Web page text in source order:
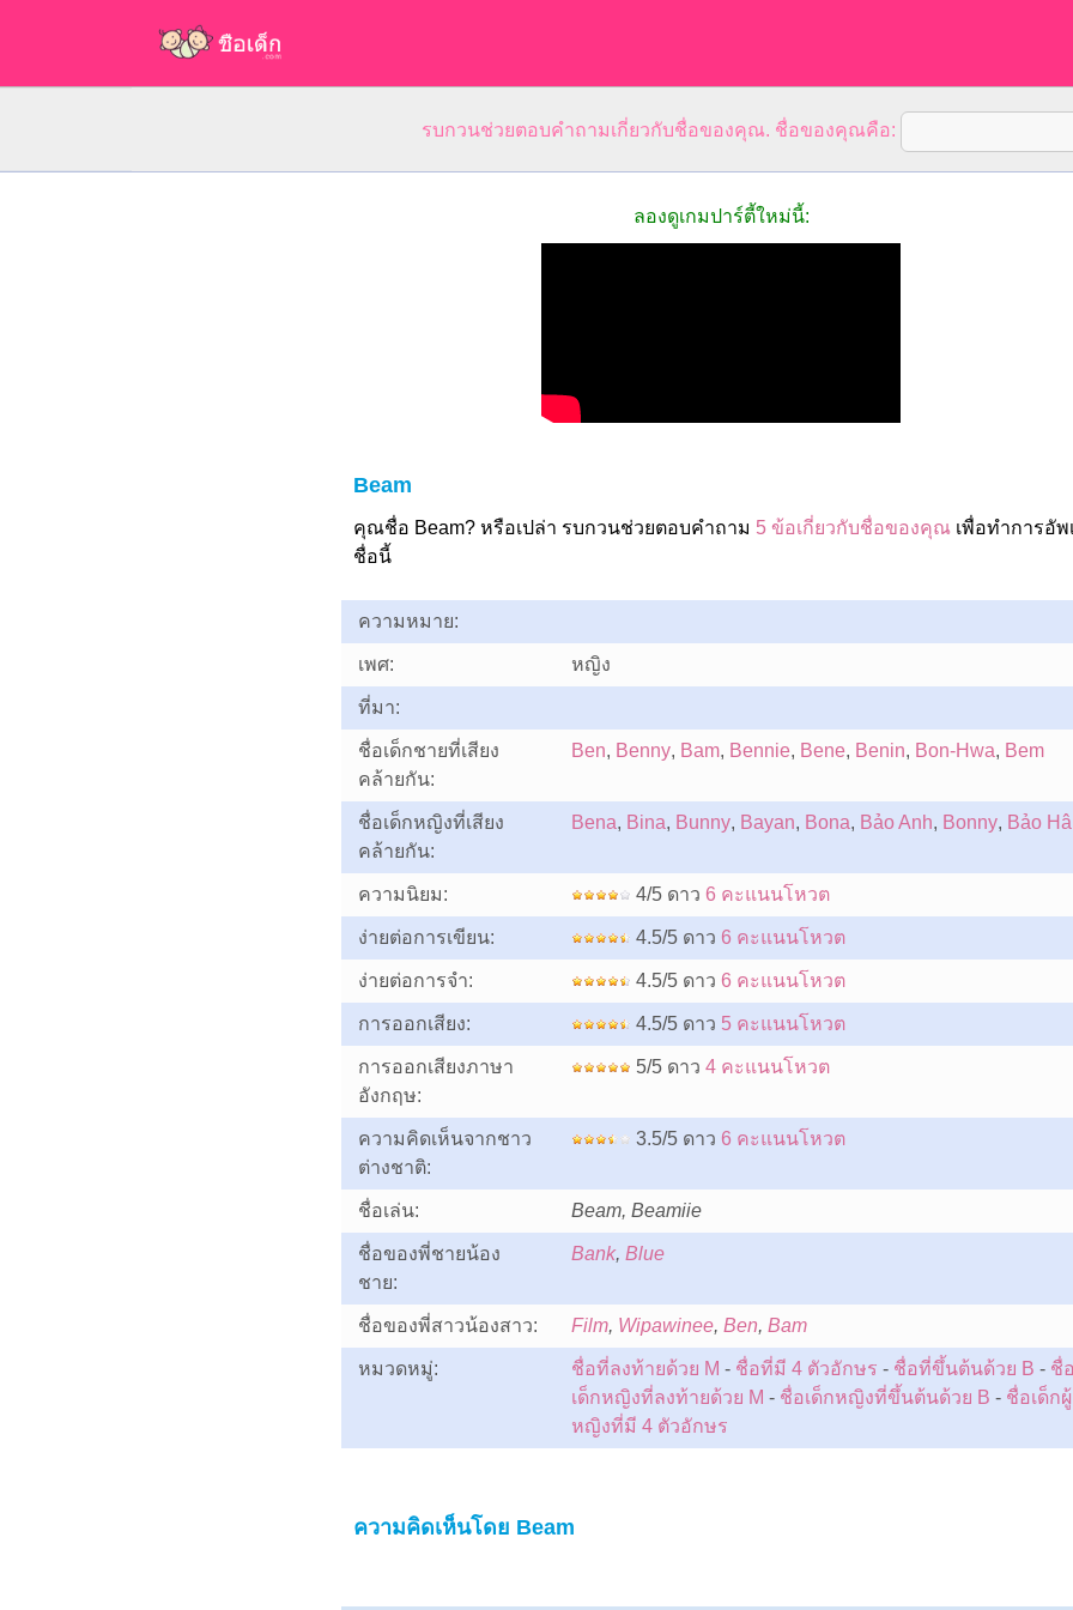
รบกวนช่วยตอบคำถามเกี่ยวกับชื่อของคุณ. ชื่อของคุณคือ:
ลองดูเกมปาร์ตี้ใหม่นี้:
Beam
คุณชื่อ Beam? หรือเปล่า รบกวนช่วยตอบคำถาม 5 ข้อเกี่ยวกับชื่อของคุณเพื่อทำการอัพ
ชื่อนี้
ความหมาย:
เพศ: หญิง
ที่มา:
ชื่อเด็กชายที่เสียง
คล้ายกัน:
Ben, Benny, Bam, Bennie, Bene, Benin, Bon-Hwa, Bem
ชื่อเด็กหญิงที่เสียง
คล้ายกัน:
Bena, Bina, Bunny, Bayan, Bona, Bảo Anh, Bonny, Bảo
ความนิยม: 4/5 ดาว 6 คะแนนโหวต
ง่ายต่อการเขียน: 4.5/5 ดาว 6 คะแนนโหวต
ง่ายต่อการจำ: 4.5/5 ดาว 6 คะแนนโหวต
การออกเสียง: 4.5/5 ดาว 5 คะแนนโหวต
การออกเสียงภาษา
อังกฤษ:
5/5 ดาว 4 คะแนนโหวต
ความคิดเห็นจากชาว
ต่างชาติ:
3.5/5 ดาว 6 คะแนนโหวต
ชื่อเล่น: Beam, Beamiie
ชื่อของพี่ชายน้อง
ชาย:
Bank, Blue
ชื่อของพี่สาวน้องสาว: Film, Wipawinee, Ben, Bam
หมวดหมู่: ชื่อที่ลงท้ายด้วย M - ชื่อที่มี 4 ตัวอักษร - ชื่อที่ขึ้นต้นด้วย B - ชื่
เด็กหญิงที่ลงท้ายด้วย M - ชื่อเด็กหญิงที่ขึ้นต้นด้วย B - ชื่อเด็กผู้
หญิงที่มี 4 ตัวอักษร
ความคิดเห็นโดย Beam